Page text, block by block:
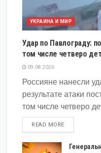
УКРАИНА И МИР
Удар по Павлограду:
том числе четверо
09.08.2026
Россияне нанесли
результате атаки
том числе четверо
READ MOREDETAILS